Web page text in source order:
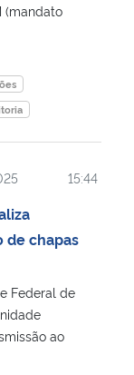
(mandato
15:44
de chapas
Federal de
ao